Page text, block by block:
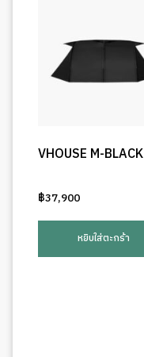
VHOUSE M-BLACK
฿37,900
หยิบใส่ตะกร้า